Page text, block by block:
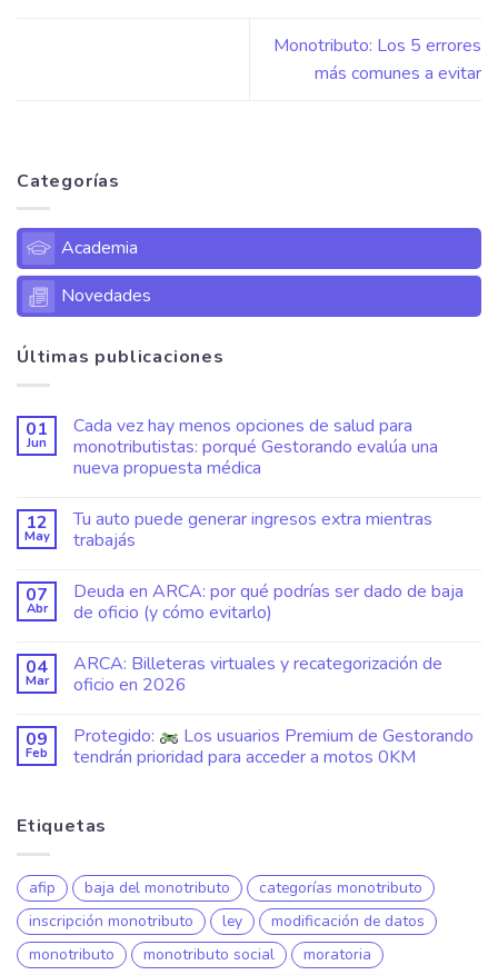
Monotributo: Los 5 errores
más comunes a evitar
Categorías
Academia
Novedades
Últimas publicaciones
01
Jun
Cada vez hay menos opciones de salud para
monotributistas: porqué Gestorando evalúa una
nueva propuesta médica
12
May
Tu auto puede generar ingresos extra mientras
trabajás
07
Abr
Deuda en ARCA: por qué podrías ser dado de baja
de oficio (y cómo evitarlo)
04
Mar
ARCA: Billeteras virtuales y recategorización de
oficio en 2026
09
Feb
Protegido:
Los usuarios Premium de Gestorando
tendrán prioridad para acceder a motos 0KM
Etiquetas
afip baja del monotributo
categorías monotributo
inscripción monotributo
ley
modificación de datos
monotributo
monotributo social
moratoria